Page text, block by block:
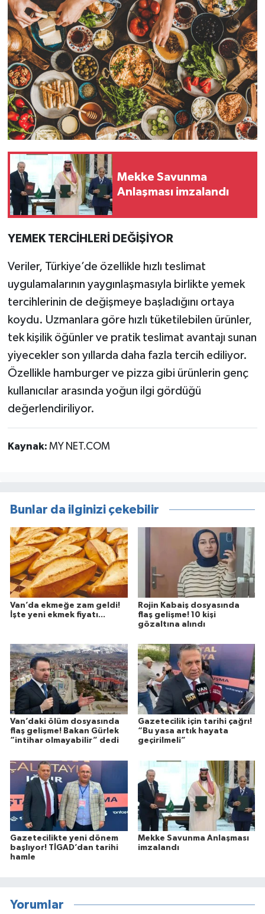
Mekke Savunma
Anlaşması imzalandı
YEMEK TERCİHLERİ DEĞİŞİYOR
Veriler, Türkiye’de özellikle hızlı teslimat
uygulamalarının yaygınlaşmasıyla birlikte yemek
tercihlerinin de değişmeye başladığını ortaya
koydu. Uzmanlara göre hızlı tüketilebilen ürünler,
tek kişilik öğünler ve pratik teslimat avantajı sunan
yiyecekler son yıllarda daha fazla tercih ediliyor.
Özellikle hamburger ve pizza gibi ürünlerin genç
kullanıcılar arasında yoğun ilgi gördüğü
değerlendiriliyor.
Kaynak: MY NET.COM
Bunlar da ilginizi çekebilir
Van’da ekmeğe zam geldi!
İşte yeni ekmek fiyatı...
Rojin Kabaiş dosyasında
flaş gelişme! 10 kişi
gözaltına alındı
Van’daki ölüm dosyasında
flaş gelişme! Bakan Gürlek
“intihar olmayabilir” dedi
Gazetecilik için tarihi çağrı!
“Bu yasa artık hayata
geçirilmeli”
Gazetecilikte yeni dönem
başlıyor! TİGAD’dan tarihi
hamle
Mekke Savunma Anlaşması
imzalandı
Yorumlar